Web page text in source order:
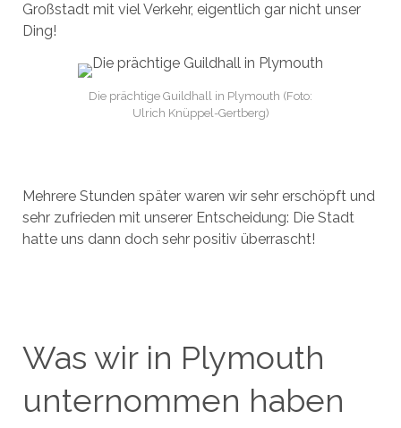
Großstadt mit viel Verkehr, eigentlich gar nicht unser
Ding!
Die prächtige Guildhall in Plymouth (Foto:
Ulrich Knüppel-Gertberg)
Mehrere Stunden später waren wir sehr erschöpft und
sehr zufrieden mit unserer Entscheidung: Die Stadt
hatte uns dann doch sehr positiv überrascht!
Was wir in Plymouth
unternommen haben